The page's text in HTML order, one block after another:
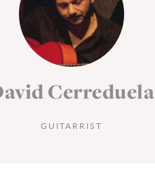
Cerreduela
GUITARRIST